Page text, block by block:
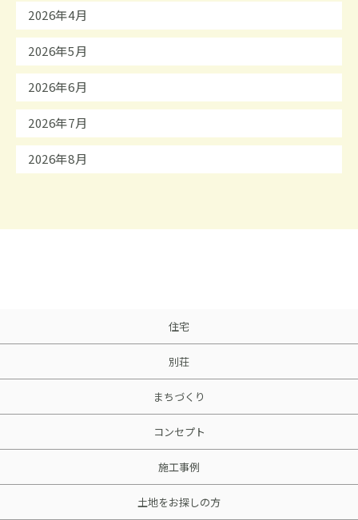
2026年4月
2026年5月
2026年6月
2026年7月
2026年8月
住宅
別荘
まちづくり
コンセプト
施工事例
土地をお探しの方